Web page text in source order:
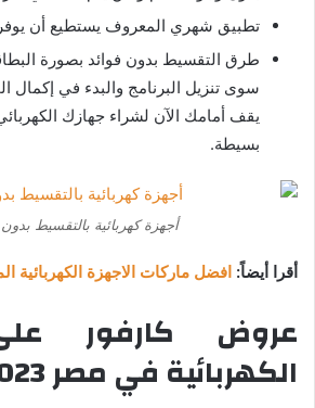
تطبيق شهري المعروف يستطيع أن
طرق التقسيط بدون فوائد بصورة
سوى تنزيل البرنامج والبدء في إكمال
يقف أمامك الآن لشراء جهازك
بسيطة.
أجهزة كهربائية بالتقسيط بدون
أقرا أيضاً: افضل ماركات الاجهزة الكهربائية
عروض كارفور
الكهربائية في مصر 2023